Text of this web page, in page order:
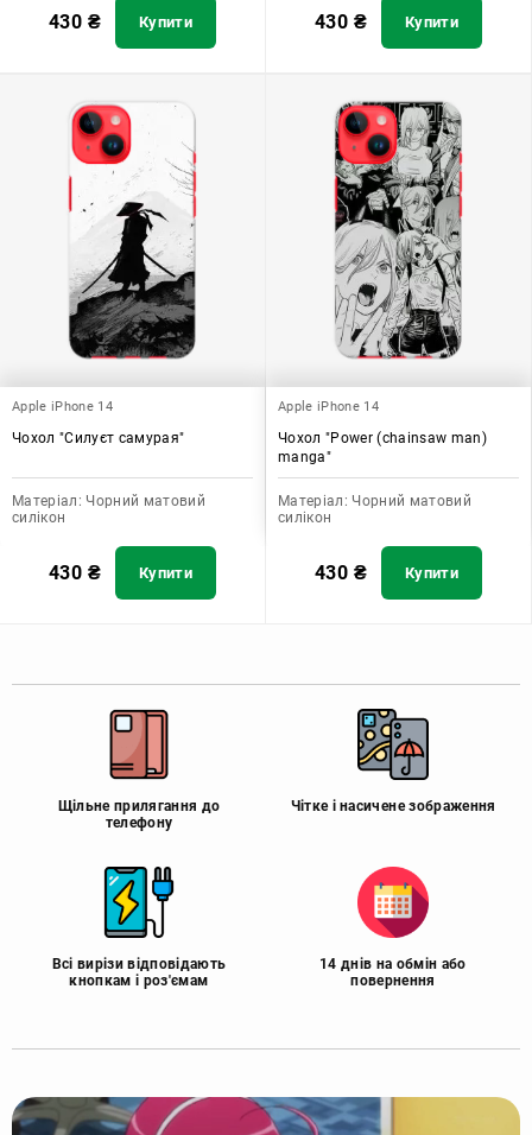
430 ₴ Купити 430 ₴ Купити
Apple iPhone 14
Чохол "Силуєт самурая"
Матеріал: Чорний матовий
силікон
430 ₴ Купити
Apple iPhone 14
Чохол "Power (chainsaw man)
manga"
Матеріал: Чорний матовий
силікон
430 ₴ Купити
Щільне прилягання до
телефону
Чітке і насичене зображення
Всі вирізи відповідають
кнопкам і роз'ємам
14 днів на обмін або
повернення